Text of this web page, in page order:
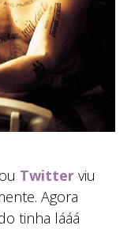
ou Twitter viu
Agora
tinha lááá